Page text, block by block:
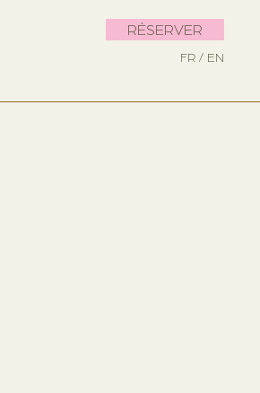
RÉSERVER
FR EN